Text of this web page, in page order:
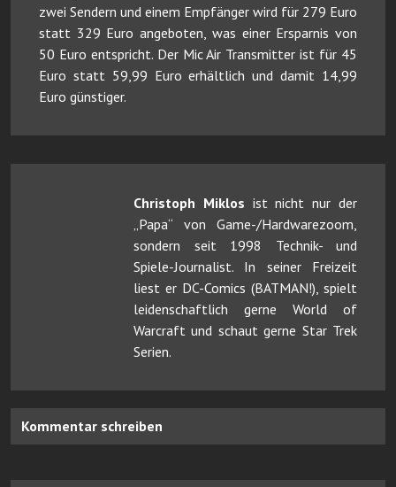
zwei Sendern und einem Empfänger wird für 279 Euro
statt 329 Euro angeboten, was einer Ersparnis von
50 Euro entspricht. Der Mic Air Transmitter ist für 45
Euro statt 59,99 Euro erhältlich und damit 14,99
Euro günstiger.
Christoph Miklos ist nicht nur der
„Papa“ von Game-/Hardwarezoom,
sondern seit 1998 Technik- und
Spiele-Journalist. In seiner Freizeit
liest er DC-Comics (BATMAN!), spielt
leidenschaftlich gerne World of
Warcraft und schaut gerne Star Trek
Serien.
Kommentar schreiben